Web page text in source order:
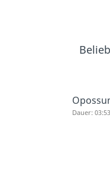
Dauer: 03:53